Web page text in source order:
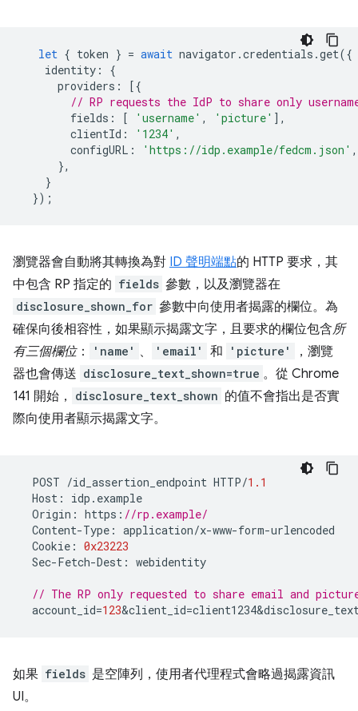
let { token } = await navigator .credentials .get({
identity :
{
providers :
[{
// RP requests the IdP to share only
fields : [ 'username' , 'picture' ],
clientId : '1234' ,
configURL : 'https://idp.example/fedcm.json' ,
},
}
});
瀏覽器會自動將其轉換為對 ID 聲明端點的 HTTP 要求，其
中包含 RP 指定的 fields 參數，以及瀏覽器在
disclosure_shown_for 參數中向使用者揭露的欄位。為
確保向後相容性，如果顯示揭露文字，且要求的欄位包含所
有三個欄位： 'name' 、 'email' 和 'picture'
，瀏覽
器也會傳送 disclosure_text_shown=true 。從 Chrome
141 開始，
disclosure_text_shown 的值不會指出是否實
際向使用者顯示揭露文字。
POST /id_assertion_endpoint HTTP/1.1
Host : idp . example
Origin : https : //rp.example/
Content-Type : application/x-www-form-urlencoded
Cookie : 0x23223
Sec-Fetch-Dest : webidentity
// The RP only requested to share email and
account_id=123&client_id=
如果 fields 是空陣列，使用者代理程式會略過揭露資訊
UI。